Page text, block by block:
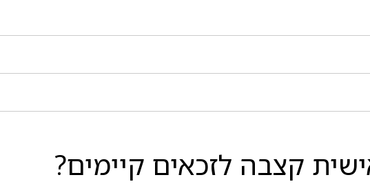
קצבה לזכאים קיימים?